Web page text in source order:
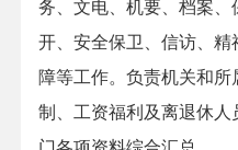
务、文电、机要、档案
开、安全保卫、信访、
障等工作。负责机关和
制、工资福利及离退休